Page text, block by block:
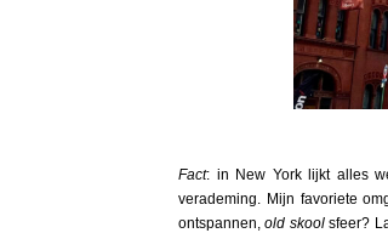
Fact: in New York lijkt alles
verademing. Mijn favoriete
ontspannen,old skoolsfeer?